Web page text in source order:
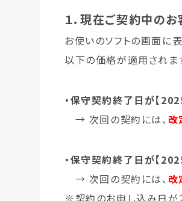
１．現在ご契約中の
お使いのソフトの画面に
以下の価格が適用されま
・保守契約終了日が【
→ 次回の契約には、 改
・保守契約終了日が【
→ 次回の契約には、 改
※契約のお申し込み日が